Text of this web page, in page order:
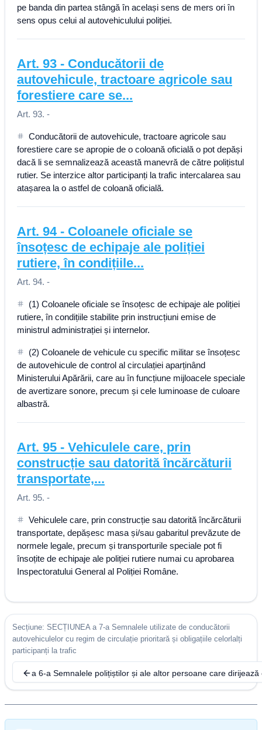
pe banda din partea stângă în același sens de mers ori în
sens opus celui al autovehiculului poliției.
Art. 93 - Conducătorii de
autovehicule, tractoare agricole sau
forestiere care se...
Art. 93. -
Conducătorii de autovehicule, tractoare agricole sau
forestiere care se apropie de o coloană oficială o pot depăși
dacă li se semnalizează această manevră de către polițistul
rutier. Se interzice altor participanți la trafic intercalarea sau
atașarea la o astfel de coloană oficială.
Art. 94- Coloanele oficiale se
însoțesc de echipaje ale poliției
rutiere, în condițiile...
Art. 94. -
(1) Coloanele oficiale se însoțesc de echipaje ale poliției
rutiere, în condițiile stabilite prin instrucțiuni emise de
ministrul administrației și internelor.
(2) Coloanele de vehicule cu specific militar se însoțesc
de autovehicule de control al circulației aparținând
Ministerului Apărării, care au în funcțiune mijloacele speciale
de avertizare sonore, precum și cele luminoase de culoare
albastră.
Art. 95 - Vehiculele care, prin
construcție sau datorită încărcăturii
transportate,...
Art. 95. -
Vehiculele care, prin construcție sau datorită încărcăturii
transportate, depășesc masa și/sau gabaritul prevăzute de
normele legale, precum și transporturile speciale pot fi
însoțite de echipaje ale poliției rutiere numai cu aprobarea
Inspectoratului General al Poliției Române.
Secțiune: SECȚIUNEA a 7-a Semnalele utilizate de conducătorii
autovehiculelor cu regim de circulație prioritară și obligațiile celorlalți
participanți la trafic
a 6-a Semnalele polițiștilor și ale altor persoane care dirijează